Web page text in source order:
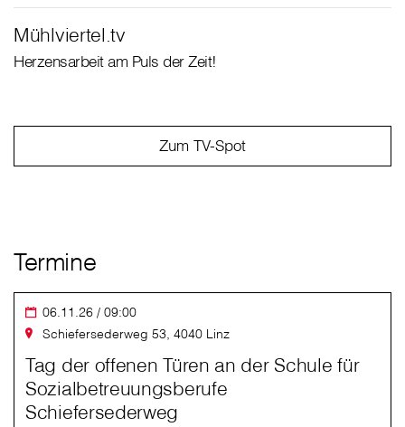
Mühlviertel.tv
Herzensarbeit am Puls der Zeit!
Zum TV-Spot
Termine
06.11.26 / 09:00
Schiefersederweg 53, 4040 Linz
Tag der offenen Türen an der Schule für
Sozialbetreuungsberufe
Schiefersederweg